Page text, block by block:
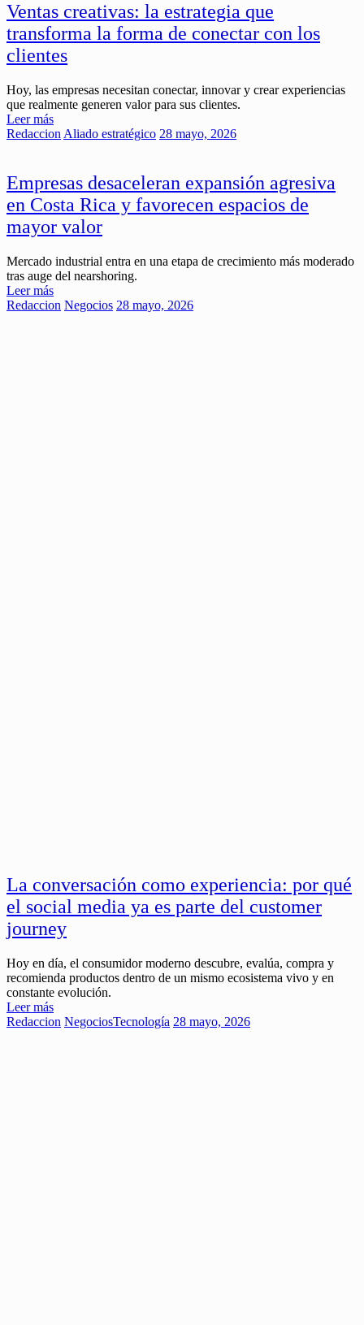
Ventas creativas: la estrategia que
transforma la forma de conectar con los
clientes
Hoy, las empresas necesitan conectar, innovar y crear experiencias
que realmente generen valor para sus clientes.
Leer más
Redaccion Aliado estratégico 28 mayo, 2026
Empresas desaceleran expansión agresiva
en Costa Rica y favorecen espacios de
mayor valor
Mercado industrial entra en una etapa de crecimiento más moderado
tras auge del nearshoring.
Leer más
Redaccion Negocios 28 mayo, 2026
La conversación como experiencia: por qué
el social media ya es parte del customer
journey
Hoy en día, el consumidor moderno descubre, evalúa, compra y
recomienda productos dentro de un mismo ecosistema vivo y en
constante evolución.
Leer más
Redaccion NegociosTecnología 28 mayo, 2026